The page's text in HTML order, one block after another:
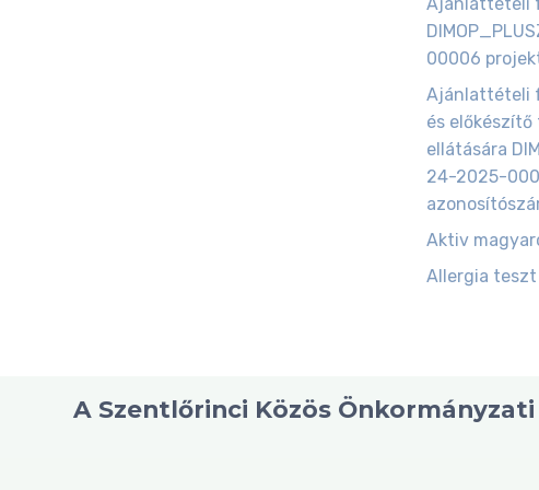
Ajánlattételi
00006
Ajánlattételi
és
ellátására
24-2025-
Aktiv
Allergia teszt
A Szentlőrinci Közös